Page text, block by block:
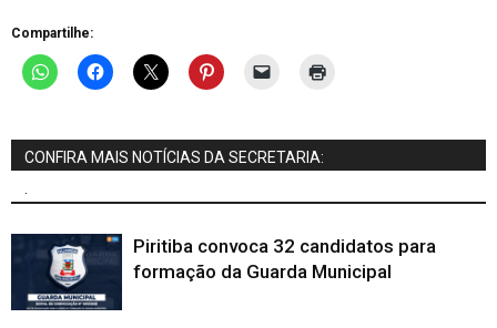
Compartilhe:
CONFIRA MAIS NOTÍCIAS DA SECRETARIA:
Piritiba convoca 32 candidatos para
formação da Guarda Municipal